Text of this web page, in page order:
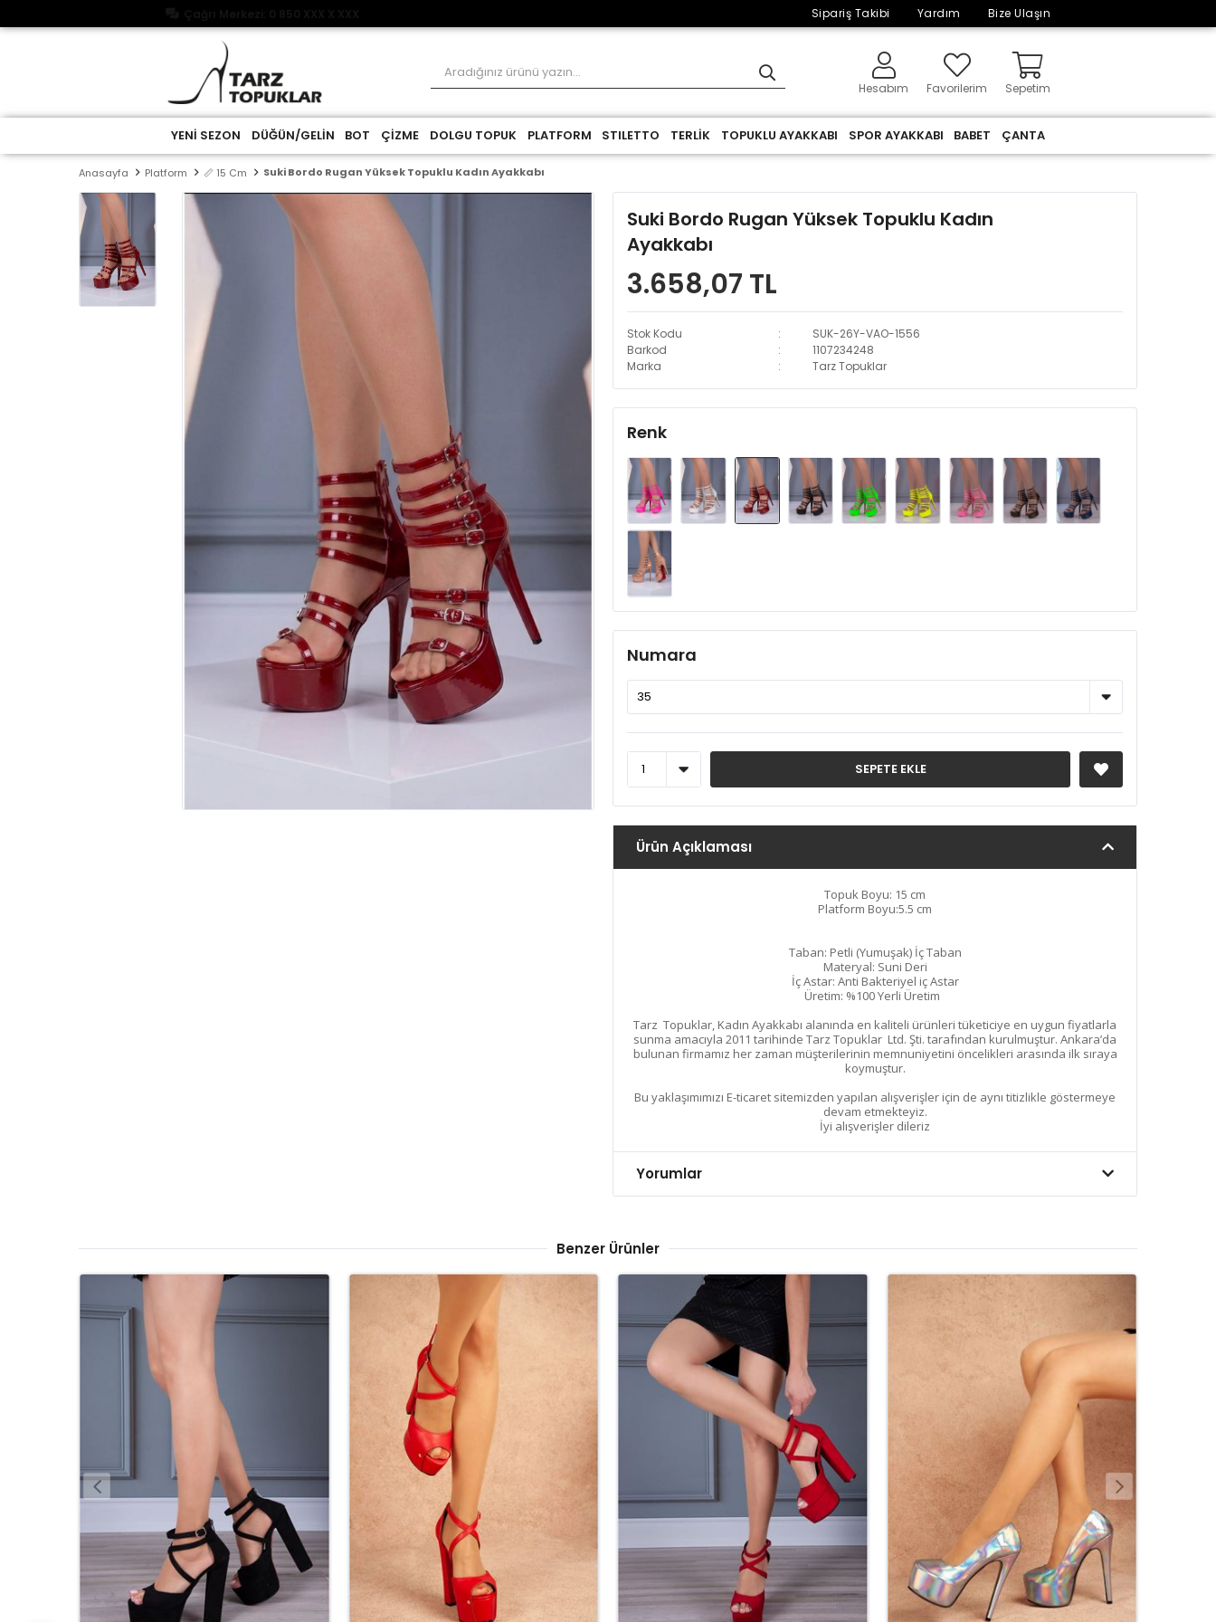
Sipariş Takibi Yardım Bize Ulaşın
Hesabım Favorilerim Sepetim
YENİ SEZON DÜĞÜN/GELİN BOT ÇİZME DOLGU TOPUK PLATFORM STILETTO TERLİK TOPUKLU AYAKKABI SPOR AYAKKABI BABET ÇANTA
Anasayfa Platform 📏 15 Cm Suki Bordo Rugan Yüksek Topuklu Kadın Ayakkabı
Suki Bordo Rugan Yüksek Topuklu Kadın
Ayakkabı
3.658,07 TL
Stok Kodu
SUK-26Y-VAO-1556
Barkod
1107234248
Marka
Tarz Topuklar
Renk
Numara
SEPETE EKLE
Ürün Açıklaması
Topuk Boyu: 15 cm
Platform Boyu:5.5 cm
Taban: Petli (Yumuşak) İç Taban
Materyal: Suni Deri
İç Astar: Anti Bakteriyel iç Astar
Üretim: %100 Yerli Üretim
Tarz Topuklar, Kadın Ayakkabı alanında en kaliteli ürünleri tüketiciye en uygun fiyatlarla
sunma amacıyla 2011 tarihinde Tarz Topuklar Ltd. Şti. tarafından kurulmuştur. Ankara’da
bulunan firmamız her zaman müşterilerinin memnuniyetini öncelikleri arasında ilk sıraya
koymuştur.
Bu yaklaşımımızı E-ticaret sitemizden yapılan alışverişler için de aynı titizlikle göstermeye
devam etmekteyiz.
İyi alışverişler dileriz
Yorumlar
Benzer Ürünler